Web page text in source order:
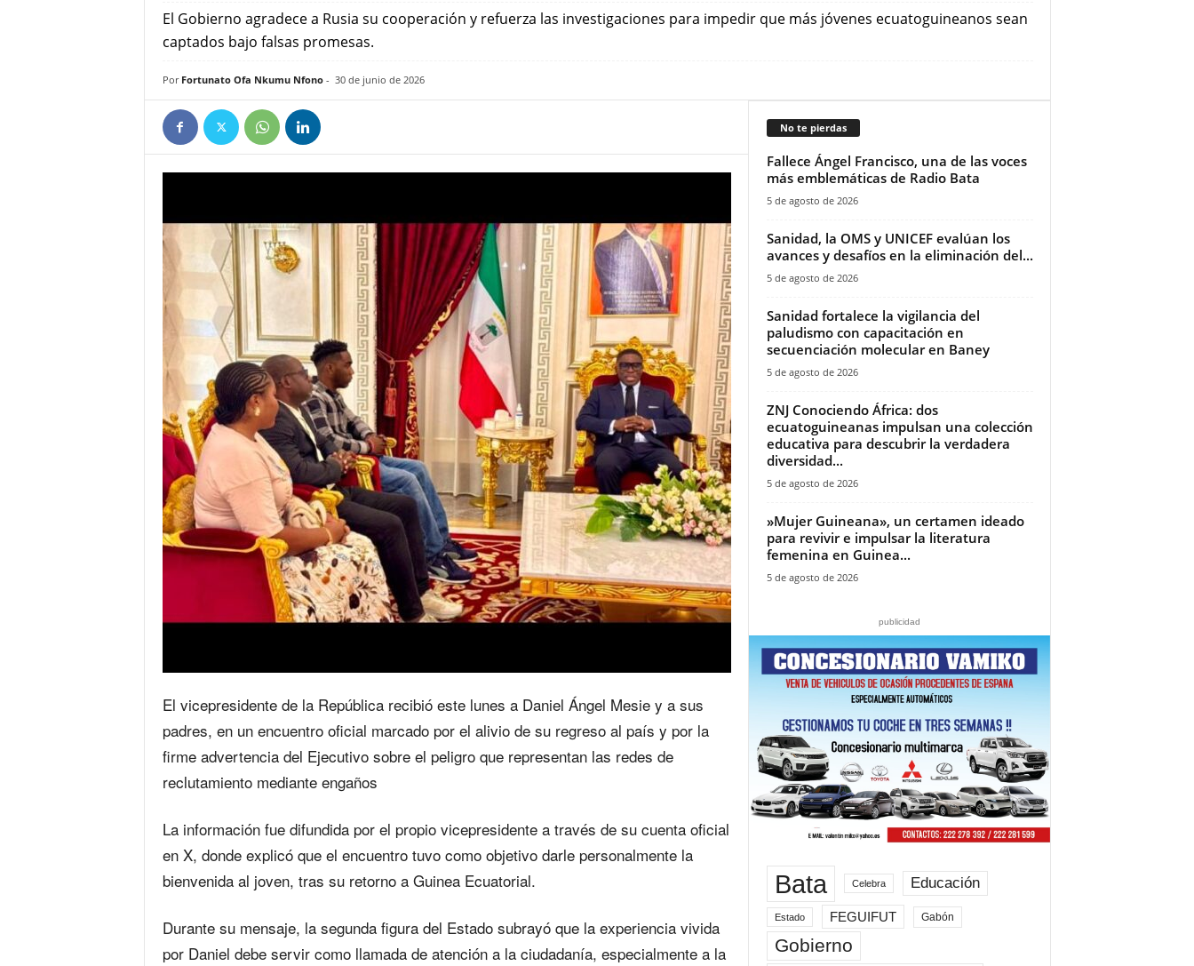
El Gobierno agradece a Rusia su cooperación y refuerza las investigaciones para impedir que más jóvenes ecuatoguineanos sean
captados bajo falsas promesas.
Por Fortunato Ofa Nkumu Nfono- 30 de junio de 2026
El vicepresidente de la República recibió este lunes a Daniel Ángel Mesie y a sus
padres, en un encuentro oficial marcado por el alivio de su regreso al país y por la
firme advertencia del Ejecutivo sobre el peligro que representan las redes de
reclutamiento mediante engaños
La información fue difundida por el propio vicepresidente a través de su cuenta oficial
en X, donde explicó que el encuentro tuvo como objetivo darle personalmente la
bienvenida al joven, tras su retorno a Guinea Ecuatorial.
Durante su mensaje, la segunda figura del Estado subrayó que la experiencia vivida
por Daniel debe servir como llamada de atención a la ciudadanía, especialmente a la
No te pierdas
Fallece Ángel Francisco, una de las voces
más emblemáticas de Radio Bata
5 de agosto de 2026
Sanidad, la OMS y UNICEF evalúan los
avances y desafíos en la eliminación del...
5 de agosto de 2026
Sanidad fortalece la vigilancia del
paludismo con capacitación en
secuenciación molecular en Baney
5 de agosto de 2026
ZNJ Conociendo África: dos
ecuatoguineanas impulsan una colección
educativa para descubrir la verdadera
diversidad...
5 de agosto de 2026
‎»Mujer Guineana», un certamen ideado
para revivir e impulsar la literatura
femenina en Guinea...
5 de agosto de 2026
publicidad
Bata Celebra Educación
Estado FEGUIFUT Gabón
Gobierno